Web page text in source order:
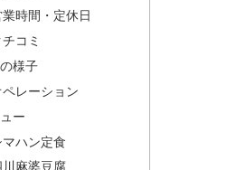
時間・定休日
コミ
様子
ペレーション
ー
マハン定食
川麻婆豆腐